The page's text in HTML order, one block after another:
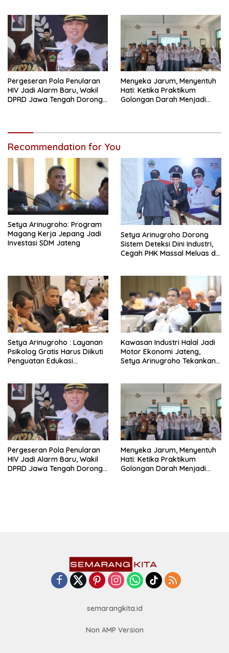
Pergeseran Pola Penularan
HIV Jadi Alarm Baru, Wakil
DPRD Jawa Tengah Dorong
Menyeka Jarum, Menyentuh
Hati: Ketika Praktikum
Golongan Darah Menjadi
Recommendation for You
Setya Arinugroho: Program
Magang Kerja Jepang Jadi
Investasi SDM Jateng
Setya Arinugroho Dorong
Sistem Deteksi Dini Industri,
Cegah PHK Massal Meluas di
Setya Arinugroho : Layanan
Psikolog Gratis Harus Diikuti
Penguatan Edukasi
Kawasan Industri Halal Jadi
Motor Ekonomi Jateng,
Setya Arinugroho Tekankan
Pergeseran Pola Penularan
HIV Jadi Alarm Baru, Wakil
DPRD Jawa Tengah Dorong
Menyeka Jarum, Menyentuh
Hati: Ketika Praktikum
Golongan Darah Menjadi
semarangkita.id
Non AMP Version